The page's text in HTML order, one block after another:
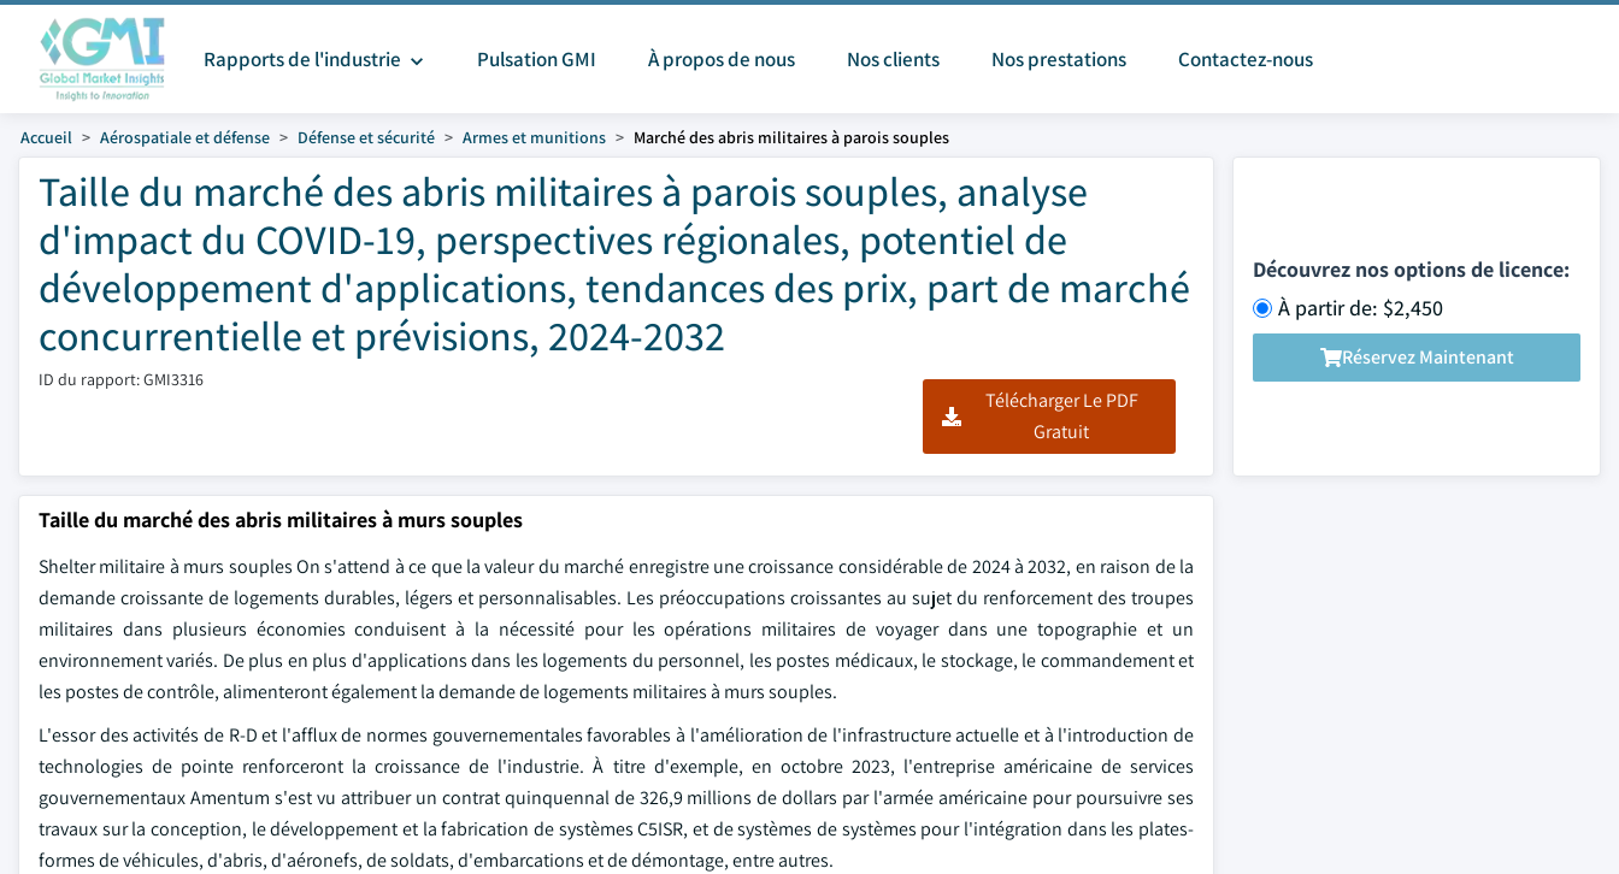
Rapports de l'industrie Pulsation GMI À propos de nous Nos clients Nos prestations Contactez-nous
Accueil Aérospatiale et défense Défense et sécurité Armes et munitions Marché des abris militaires à parois souples
Taille du marché des abris militaires à parois souples, analyse
d'impact du COVID-19, perspectives régionales, potentiel de
développement d'applications, tendances des prix, part de marché
concurrentielle et prévisions, 2024-2032
ID du rapport: GMI3316
Télécharger Le PDF
Gratuit
Découvrez nos options de licence:
À partir de: $2,450
Réservez Maintenant
Taille du marché des abris militaires à murs souples
Shelter militaire à murs souples On s'attend à ce que la valeur du marché enregistre une croissance considérable de 2024 à 2032, en raison de la
demande croissante de logements durables, légers et personnalisables. Les préoccupations croissantes au sujet du renforcement des troupes
militaires dans plusieurs économies conduisent à la nécessité pour les opérations militaires de voyager dans une topographie et un
environnement variés. De plus en plus d'applications dans les logements du personnel, les postes médicaux, le stockage, le commandement et
les postes de contrôle, alimenteront également la demande de logements militaires à murs souples.
L'essor des activités de R-D et l'afflux de normes gouvernementales favorables à l'amélioration de l'infrastructure actuelle et à l'introduction de
technologies de pointe renforceront la croissance de l'industrie. À titre d'exemple, en octobre 2023, l'entreprise américaine de services
gouvernementaux Amentum s'est vu attribuer un contrat quinquennal de 326,9 millions de dollars par l'armée américaine pour poursuivre ses
travaux sur la conception, le développement et la fabrication de systèmes C5ISR, et de systèmes de systèmes pour l'intégration dans les plates-
formes de véhicules, d'abris, d'aéronefs, de soldats, d'embarcations et de démontage, entre autres.